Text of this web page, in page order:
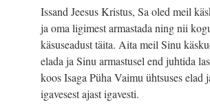
Issand Jeesus Kristus, Sa oled meil
ja oma ligimest armastada ning nii
käsuseadust täita. Aita meil Sinu
elada ja Sinu armastusel end juhtida
koos Isaga Püha Vaimu ühtsuses elad
igavesest ajast igavesti.